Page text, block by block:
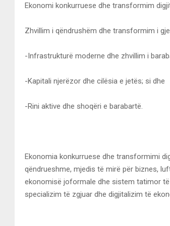
Ekonomi konkurruese dhe transformim
Zhvillim i qëndrushëm dhe transformim i
-Infrastrukturë moderne dhe zhvillim i
-Kapitali njerëzor dhe cilësia e jetës; si dhe
-Rini aktive dhe shoqëri e barabartë.
Ekonomia konkurruese dhe transformimi
qëndrueshme, mjedis të mirë për biznes,
ekonomisë joformale dhe sistem tatimor
specializim të zgjuar dhe digjitalizim të